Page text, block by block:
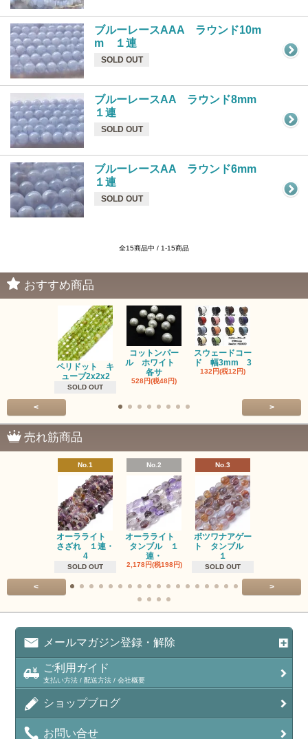
ブルーレースAAA ラウンド10m
m １連
SOLD OUT
ブルーレースAA ラウンド8mm
１連
SOLD OUT
ブルーレースAA ラウンド6mm
１連
SOLD OUT
全15商品中 / 1-15商品
おすすめ商品
ペリドット キ
ューブ2x2x2
SOLD OUT
コットンパー
ル ホワイト
各サ
528円(税48円)
スウェードコー
ド 幅3mm 3
132円(税12円)
< >
売れ筋商品
No.1
オーラライト
さざれ １連・
4
SOLD OUT
No.2
オーラライト
タンブル １
連・
2,178円(税198円)
No.3
ボツワナアゲー
ト タンブル
１
SOLD OUT
< >
メールマガジン登録・解除
ご利用ガイド
支払い方法 / 配送方法 / 会社概要
ショップブログ
お問い合せ